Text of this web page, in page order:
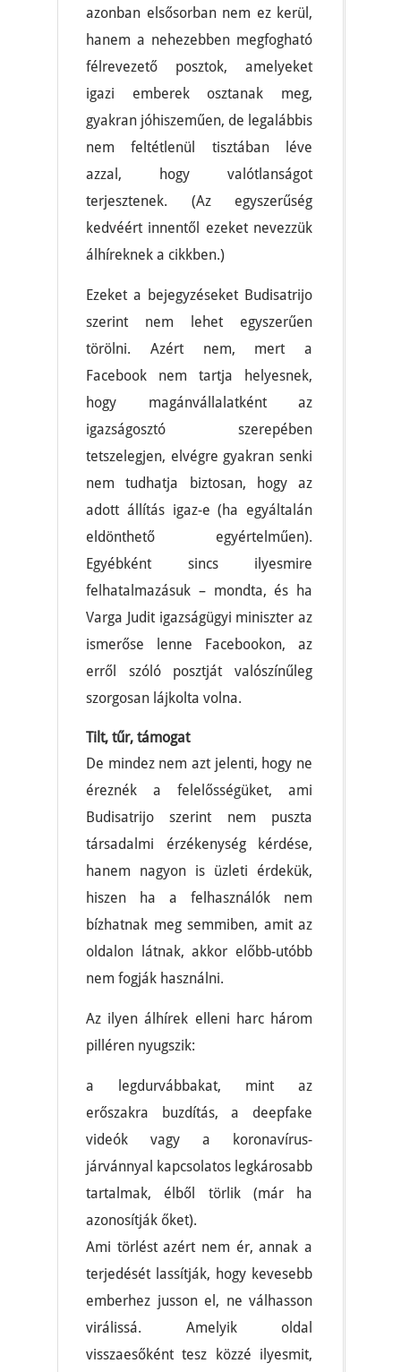
azonban elsősorban nem ez kerül,
hanem a nehezebben megfogható
félrevezető posztok, amelyeket
igazi emberek osztanak meg,
gyakran jóhiszeműen, de legalábbis
nem feltétlenül tisztában léve
azzal, hogy valótlanságot
terjesztenek. (Az egyszerűség
kedvéért innentől ezeket nevezzük
álhíreknek a cikkben.)
Ezeket a bejegyzéseket Budisatrijo
szerint nem lehet egyszerűen
törölni. Azért nem, mert a
Facebook nem tartja helyesnek,
hogy magánvállalatként az
igazságosztó szerepében
tetszelegjen, elvégre gyakran senki
nem tudhatja biztosan, hogy az
adott állítás igaz-e (ha egyáltalán
eldönthető egyértelműen).
Egyébként sincs ilyesmire
felhatalmazásuk – mondta, és ha
Varga Judit igazságügyi miniszter az
ismerőse lenne Facebookon, az
erről szóló posztját valószínűleg
szorgosan lájkolta volna.
Tilt, tűr, támogat
De mindez nem azt jelenti, hogy ne
éreznék a felelősségüket, ami
Budisatrijo szerint nem puszta
társadalmi érzékenység kérdése,
hanem nagyon is üzleti érdekük,
hiszen ha a felhasználók nem
bízhatnak meg semmiben, amit az
oldalon látnak, akkor előbb-utóbb
nem fogják használni.
Az ilyen álhírek elleni harc három
pilléren nyugszik:
a legdurvábbakat, mint az
erőszakra buzdítás, a deepfake
videók vagy a koronavírus-
járvánnyal kapcsolatos legkárosabb
tartalmak, élből törlik (már ha
azonosítják őket).
Ami törlést azért nem ér, annak a
terjedését lassítják, hogy kevesebb
emberhez jusson el, ne válhasson
virálissá. Amelyik oldal
visszaesőként tesz közzé ilyesmit,